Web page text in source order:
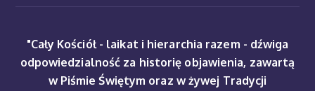
"Cały Kościół - laikat i hierarchia razem - dźwiga
odpowiedzialność za historię objawienia, zawartą
w Piśmie Świętym oraz w żywej Tradycji